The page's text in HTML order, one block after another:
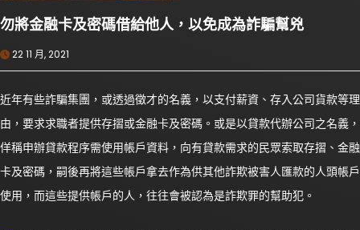
勿將金融卡及密碼借給他人，以免成為詐騙幫兇
22 11 月, 2021
近年有些詐騙集團，或透過徵才的名義，以支付薪資、存入公司貨款等理
由，要求求職者提供存摺或金融卡及密碼。或是以貸款代辦公司之名義，
佯稱申辦貸款程序需使用帳戶資料，向有貸款需求的民眾索取存摺、金融
卡及密碼，嗣後再將這些帳戶拿去作為供其他詐欺被害人匯款的人頭帳戶
使用，而這些提供帳戶的人，往往會被認為是詐欺罪的幫助犯。